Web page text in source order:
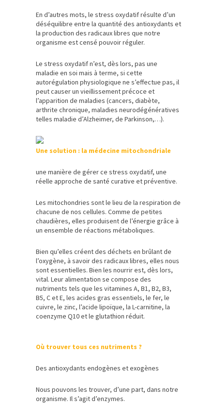
En d’autres mots, le stress oxydatif résulte d’un
déséquilibre entre la quantité des antioxydants et
la production des radicaux libres que notre
organisme est censé pouvoir réguler.
Le stress oxydatif n’est, dès lors, pas une
maladie en soi mais à terme, si cette
autorégulation physiologique ne s’effectue pas, il
peut causer un vieillissement précoce et
l’apparition de maladies (cancers, diabète,
arthrite chronique, maladies neurodégénératives
telles maladie d’Alzheimer, de Parkinson,…).
Une solution : la médecine mitochondriale
une manière de gérer ce stress oxydatif, une
réelle approche de santé curative et préventive.
Les mitochondries sont le lieu de la respiration de
chacune de nos cellules. Comme de petites
chaudières, elles produisent de l’énergie grâce à
un ensemble de réactions métaboliques.
Bien qu’elles créent des déchets en brûlant de
l’oxygène, à savoir des radicaux libres, elles nous
sont essentielles. Bien les nourrir est, dès lors,
vital. Leur alimentation se compose des
nutriments tels que les vitamines A, B1, B2, B3,
B5, C et E, les acides gras essentiels, le fer, le
cuivre, le zinc, l’acide lipoïque, la L-carnitine, la
coenzyme Q10 et le glutathion réduit.
Où trouver tous ces nutriments ?
Des antioxydants endogènes et exogènes
Nous pouvons les trouver, d’une part, dans notre
organisme. Il s’agit d’enzymes.